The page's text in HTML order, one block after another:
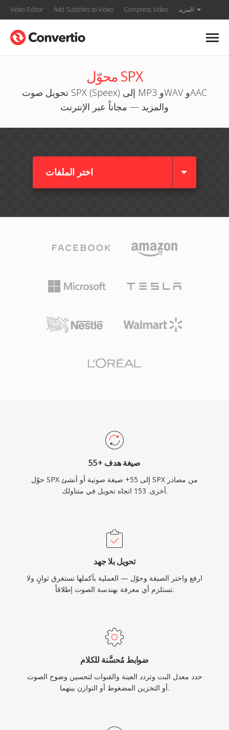
Video Editor Add Subtitles to Video Compress Video المزيد
محوّل SPX
تحويل صوت SPX (Speex) إلى MP3 وWAV وAAC
والمزيد — مجاناً عبر الإنترنت
اختر الملفات
55+ صيغة هدف
حوّل SPX إلى 55+ صيغة صوتية أو أنشئ SPX من مصادر
أخرى. 153 اتجاه تحويل في متناولك.
تحويل بلا جهد
ارفع واختر الصيغة وحوّل — العملية بأكملها تستغرق ثوانٍ ولا
تستلزم أي معرفة بهندسة الصوت إطلاقاً.
ضوابط مُحسَّنة للكلام
حدد معدل البت وتردد العينة والقنوات لتحسين وضوح الصوت
أو التخزين المضغوط أو التوازن بينهما.